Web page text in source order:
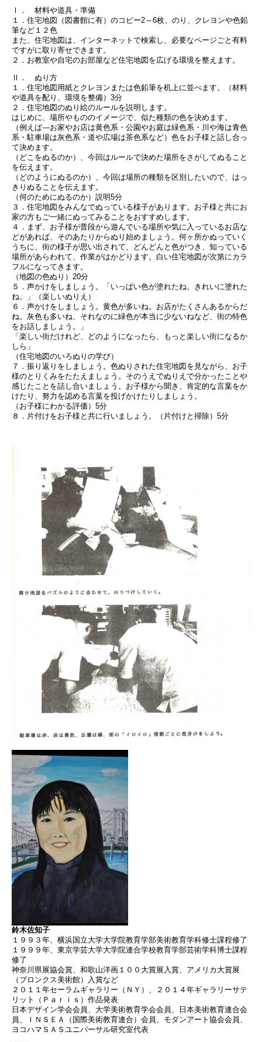
Ⅰ． 材料や道具・準備
１．住宅地図（図書館に有）のコピー2～6枚、のり、クレヨンや色鉛
筆など１２色
また、住宅地図は、インターネットで検索し、必要なページごと有料
ですがに取り寄せできます。
２．お教室や自宅のお部屋など住宅地図を広げる環境を整えます。
Ⅱ． ぬり方
１．住宅地図用紙とクレヨンまたは色鉛筆を机上に並べます。（材料
や道具を配り、環境を整備）3分
２．住宅地図のぬり絵のルールを説明します。
はじめに、場所やもののイメージで、似た種類の色を決めます。
（例えば―お家やお店は黄色系・公園やお庭は緑色系・川や海は青色
系・駐車場は灰色系・道や広場は茶色系など）色をお子様と話し合っ
て決めます。
（どこをぬるのか）、今回はルールで決めた場所をさがしてぬること
を伝えます。
（どのようにぬるのか）、今回は場所の種類を区別したいので、はっ
きりぬることを伝えます。
（何のためにぬるのか）説明5分
３．住宅地図をみんなでぬっている様子があります。お子様と共にお
家の方もご一緒にぬってみることをおすすめします。
４．まず、お子様が普段から遊んでいる場所や気に入っているお店な
どがあれば、そのあたりからぬり始めましょう。何ヶ所かぬっていく
うちに、街の様子が思い出されて、どんどんと色がつき、知っている
場所があらわれて、作業がはかどります。白い住宅地図が次第にカラ
フルになってきます。
（地図の色ぬり）20分
５．声かけをしましょう。「いっぱい色が塗れたね。きれいに塗れた
ね。」（楽しいぬりえ）
６．声かけをしましょう。黄色が多いね。お店がたくさんあるからだ
ね。灰色も多いね、それなのに緑色が本当に少ないねなど、街の特色
をお話しましょう。」
「楽しい街だけれど、どのようになったら、もっと楽しい街になるか
しら」
（住宅地図のいろぬりの学び）
７．振り返りをしましょう。色ぬりされた住宅地図を見ながら、お子
様のとりくみをたたえましょう。そのうえでぬりえで分かったことや
感じたことを話し合いましょう。お子様から聞き、肯定的な言葉をか
けたり、努力を認める言葉を投げかけたりしましょう。
（お子様にわかる評価）5分
８．片付けをお子様と共に行いましょう。（片付けと掃除）5分
鈴木佐知子
１９９３年、横浜国立大学大学院教育学部美術教育学科修士課程修了
１９９９年、東京学芸大学大学院連合学校教育学部芸術学科博士課程
修了
神奈川県展協会賞、和歌山洋画１００大賞展入賞、アメリカ大賞展
（ブロンクス美術館）入賞など
２０１１年セーラムギャラリー（ＮＹ）、２０１４年ギャラリーサテ
リット（Ｐａｒｉｓ）作品発表
日本デザイン学会会員、大学美術教育学会会員、日本美術教育連合会
員、ＩＮＳＥＡ（国際美術教育連合）会員、モダンアート協会会員、
ヨコハマＳＡＳユニバーサル研究室代表